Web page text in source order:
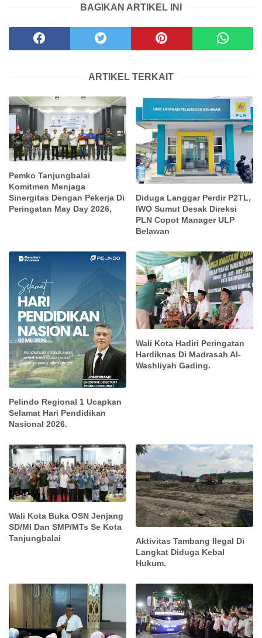
BAGIKAN ARTIKEL INI
ARTIKEL TERKAIT
Pemko Tanjungbalai
Komitmen Menjaga
Sinergitas Dengan Pekerja Di
Peringatan May Day 2026,
Diduga Langgar Perdir P2TL,
IWO Sumut Desak Direksi
PLN Copot Manager ULP
Belawan
Pelindo Regional 1 Ucapkan
Selamat Hari Pendidikan
Nasional 2026.
Wali Kota Hadiri Peringatan
Hardiknas Di Madrasah Al-
Washliyah Gading.
Wali Kota Buka OSN Jenjang
SD/MI Dan SMP/MTs Se Kota
Tanjungbalai
Aktivitas Tambang Ilegal Di
Langkat Diduga Kebal
Hukum.